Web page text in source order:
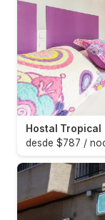
Hostal Tropical
desde $787 /